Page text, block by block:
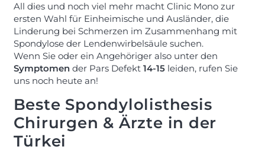
All dies und noch viel mehr macht Clinic Mono zur
ersten Wahl für Einheimische und Ausländer, die
Linderung bei Schmerzen im Zusammenhang mit
Spondylose der Lendenwirbelsäule suchen.
Wenn Sie oder ein Angehöriger also unter den
Symptomender Pars Defekt 14-15leiden, rufen Sie
uns noch heute an!
Beste Spondylolisthesis
Chirurgen & Ärzte in der
Türkei